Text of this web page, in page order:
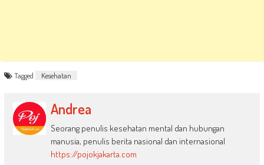
Tagged Kesehatan
Andrea
Seorang penulis kesehatan mental dan hubungan
manusia, penulis berita nasional dan internasional
https://pojokjakarta.com